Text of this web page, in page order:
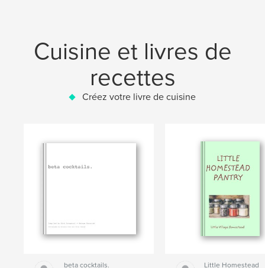
Cuisine et livres de
recettes
Créez votre livre de cuisine
beta cocktails. Little Homestead